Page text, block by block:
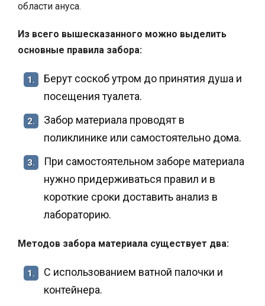
области ануса.
Из всего вышесказанного можно выделить
основные правила забора:
1.
Берут соскоб утром до принятия душа и
посещения туалета.
2.
Забор материала проводят в
поликлинике или самостоятельно дома.
3.
При самостоятельном заборе материала
нужно придерживаться правил и в
короткие сроки доставить анализ в
лабораторию.
Методов забора материала существует два:
1.
С использованием ватной палочки и
контейнера.